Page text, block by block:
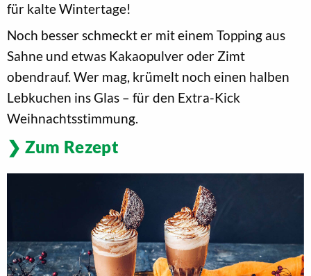
für kalte Wintertage!
Noch besser schmeckt er mit einem Topping aus
Sahne und etwas Kakaopulver oder Zimt
obendrauf. Wer mag, krümelt noch einen halben
Lebkuchen ins Glas – für den Extra-Kick
Weihnachtsstimmung.
Zum Rezept